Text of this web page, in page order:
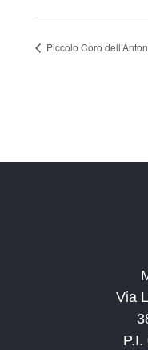
Piccolo Coro
Via
P.I.